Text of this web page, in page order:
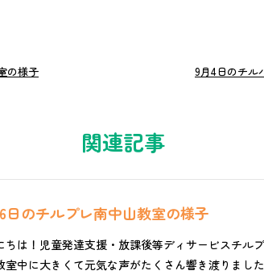
の様子 9月4日のチル
関連記事
日のチルプレ南中山教室の様子
ちは！児童発達支援・放課後等ディサービスチル
室中に大きくて元気な声がたくさん響き渡りまし